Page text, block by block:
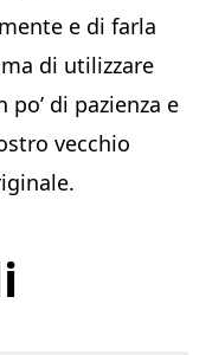
e di farla
di utilizzare
di pazienza e
vecchio